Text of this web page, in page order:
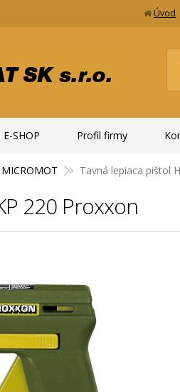
Úvod
Tavná lepiaca pištol
220 Proxxon
E-SHOP Profil firmy